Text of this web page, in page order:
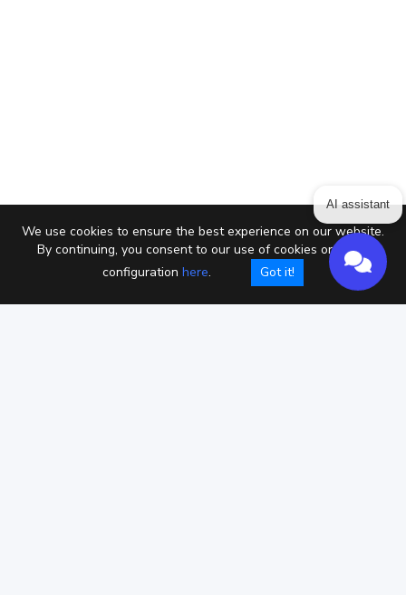
We use cookies to ensure the best experience on our website.
By continuing, you consent to our use of cookies or setup
configuration here. Got it!
AI assistant